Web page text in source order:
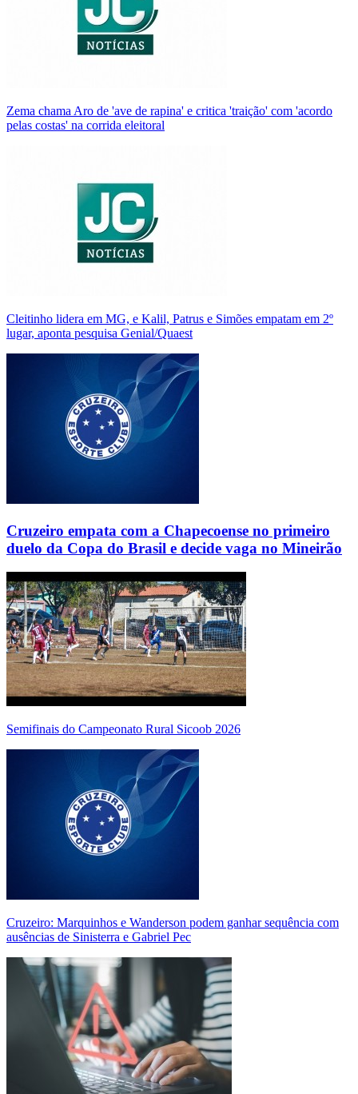
Zema chama Aro de 'ave de rapina' e critica 'traição' com 'acordo
pelas costas' na corrida eleitoral
Cleitinho lidera em MG, e Kalil, Patrus e Simões empatam em 2º
lugar, aponta pesquisa Genial/Quaest
Cruzeiro empata com a Chapecoense no primeiro
duelo da Copa do Brasil e decide vaga no Mineirão
Semifinais do Campeonato Rural Sicoob 2026
Cruzeiro: Marquinhos e Wanderson podem ganhar sequência com
ausências de Sinisterra e Gabriel Pec